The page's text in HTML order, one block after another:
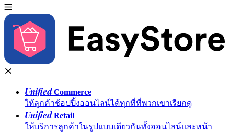
UnifiedCommerce
ให้ลูกค้าช้อปปิ้งออนไลน์ได้ทุกที่ที่พวกเขาเรียกดู
UnifiedRetail
ให้บริการลูกค้าในรูปแบบเดียวกันทั้งออนไลน์และหน้า